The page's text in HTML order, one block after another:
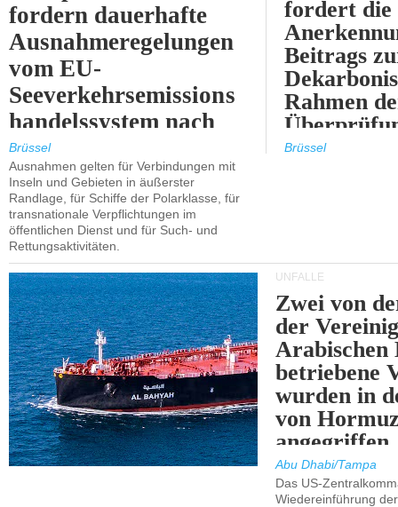
fordern dauerhafte
Ausnahmeregelungen
vom EU-
Seeverkehrsemissions
handelssystem nach
2030.
Brüssel
Ausnahmen gelten für Verbindungen mit
Inseln und Gebieten in äußerster
Randlage, für Schiffe der Polarklasse, für
transnationale Verpflichtungen im
öffentlichen Dienst und für Such- und
Rettungsaktivitäten.
fordert die
Beitrags
Rahmen
ETS.
Brüssel
UNFÄLLE
Zwei von
der
Arabischen
betriebene
wurden in
von
angegriffen.
Abu Dhabi/Tampa
Das US-
Wiedereinführung